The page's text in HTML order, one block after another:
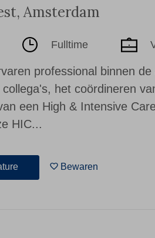
,Amsterdam
Fulltime
professional binnen
het coördineren
een High & Intensive
HIC...
Bewaren